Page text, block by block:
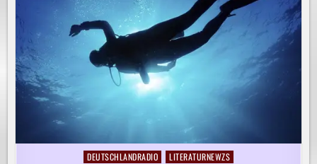
Posted
DEUTSCHLANDRADIO LITERATURNEWZS